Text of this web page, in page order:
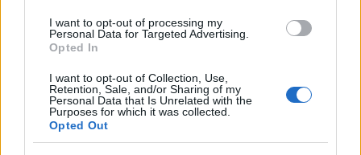
I want to opt-out of processing my
Personal Data for Targeted Advertising.
Opted In
I want to opt-out of Collection, Use,
Retention, Sale, and/or Sharing of my
Personal Data that Is Unrelated with the
Purposes for which it was collected.
Opted Out
quell'appunto nacque la sua linea editoriale,
che propugna spiegazioni visive per il tifoso
allenatore under15 al Chieri e ciclista urbano.